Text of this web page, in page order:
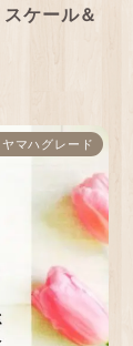
ケール＆
ヤマハグレード